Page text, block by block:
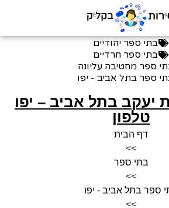
בתי ספר יהודיים
בתי ספר חרדיים
ספר מחטיבה עליונה
ספר בתל אביב - יפו
יעקב בתל אביב – יפו
טלפון
דף הבית
>>
בתי ספר
>>
ספר בתל אביב - יפו
>>